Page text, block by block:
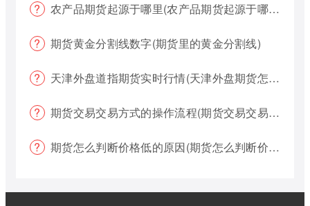
农产品期货起源于哪里(农产品期货起源于哪里的)
期货黄金分割线数字(期货里的黄金分割线)
天津外盘道指期货实时行情(天津外盘期货怎么交易)
期货交易交易方式的操作流程(期货交易交易方式的操作流程是什么)
期货怎么判断价格低的原因(期货怎么判断价格低的原因呢)